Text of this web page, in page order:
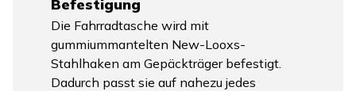
Befestigung
Die Fahrradtasche wird mit
gummiummantelten New-Looxs-
Stahlhaken am Gepäckträger befestigt.
Dadurch passt sie auf nahezu jedes